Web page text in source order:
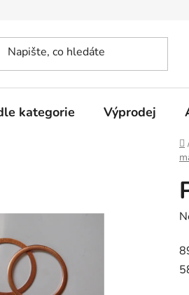
kategorie Výprodej
je